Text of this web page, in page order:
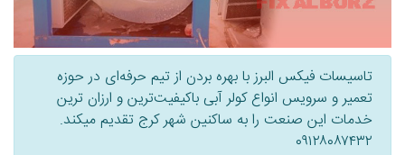
تاسیسات فیکس البرز با بهره بردن از تیم حرفه‌ای در حوزه
تعمیر و سرویس انواع کولر آبی باکیفیت‌ترین و ارزان ترین
خدمات این صنعت را به ساکنین شهر کرج تقدیم میکند.
۰۹۱۲۸۰۸۷۴۳۲